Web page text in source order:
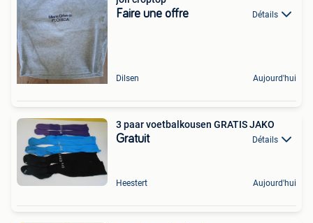
Faire une offre Détails
Dilsen Aujourd'hui
3 paar voetbalkousen GRATIS JAKO
Gratuit Détails
Heestert Aujourd'hui